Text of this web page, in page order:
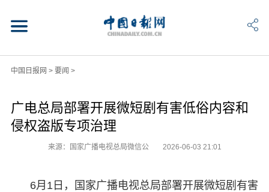
中国日报网 > 要闻 >
广电总局部署开展微短剧有害低俗内容和
侵权盗版专项治理
来源：国家广播电视总局微信公 2026-06-03 21:01
6月1日，国家广播电视总局部署开展微短剧有害